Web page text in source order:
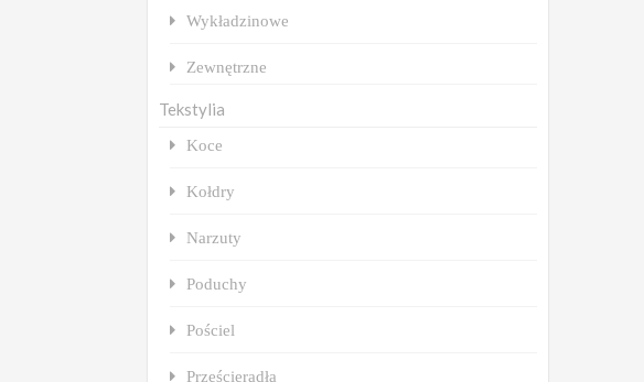
Wykładzinowe
Zewnętrzne
Tekstylia
Koce
Kołdry
Narzuty
Poduchy
Pościel
Prześcieradła